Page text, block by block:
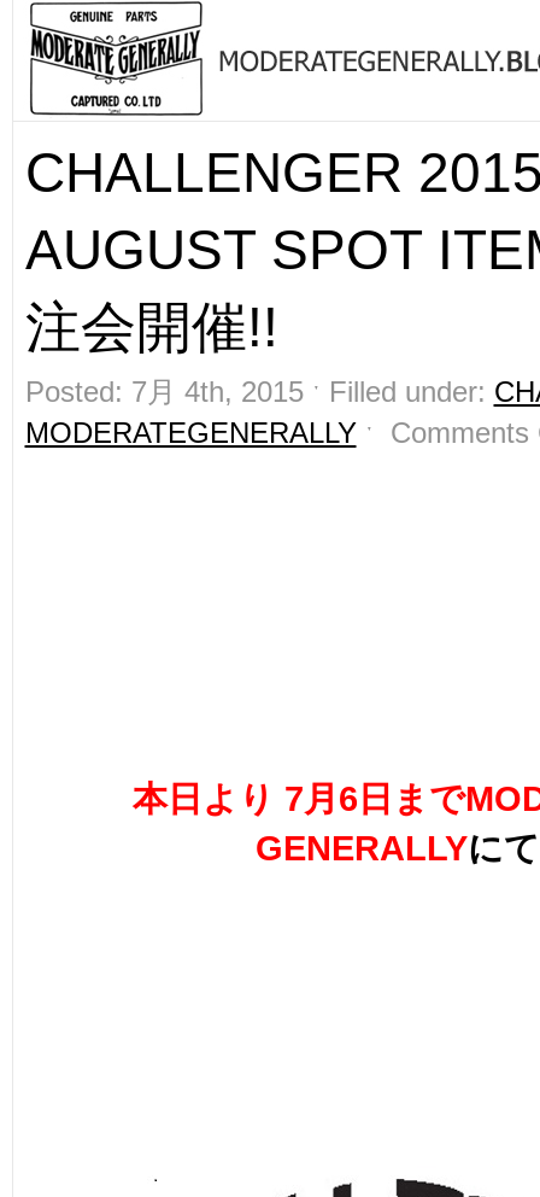
CHALLENGER
AUGUST SPOT
注会開催!!
Posted: 7月 4th, 2015 ˑ Filled under:
MODERATEGENERALLYˑ Comments
本日より 7月6日まで
GENERALLYにて